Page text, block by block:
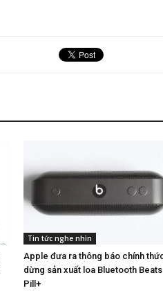
Tin tức nghe nhìn
Apple đưa ra thông báo chính
dừng sản xuất loa Bluetooth Beats
Pill+